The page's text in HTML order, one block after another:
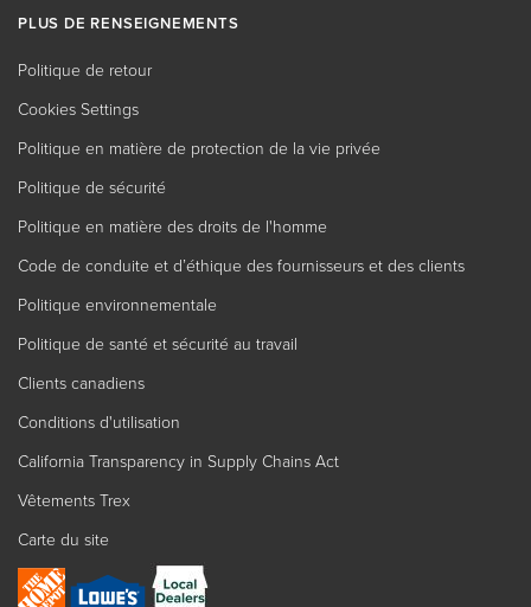
PLUS DE RENSEIGNEMENTS
Politique de retour
Cookies Settings
Politique en matière de protection de la vie privée
Politique de sécurité
Politique en matière des droits de l'homme
Code de conduite et d’éthique des fournisseurs et des clients
Politique environnementale
Politique de santé et sécurité au travail
Clients canadiens
Conditions d'utilisation
California Transparency in Supply Chains Act
Vêtements Trex
Carte du site